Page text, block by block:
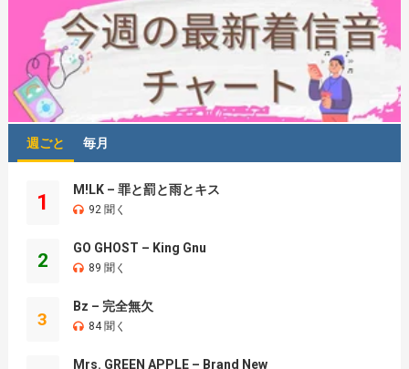
週ごと 毎月
1
M!LK – 罪と罰と雨とキス
92 聞く
2
GO GHOST – King Gnu
89 聞く
3
Bz – 完全無欠
84 聞く
Mrs. GREEN APPLE – Brand New